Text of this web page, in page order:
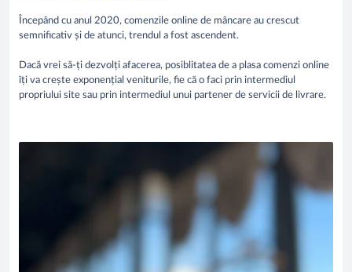
Începând cu anul 2020, comenzile online de mâncare au crescut
semnificativ și de atunci, trendul a fost ascendent.
​​Dacă vrei să-ți dezvolți afacerea, posiblitatea de a plasa comenzi online
îți va crește exponențial veniturile, fie că o faci prin intermediul
propriului site sau prin intermediul unui partener de servicii de livrare.